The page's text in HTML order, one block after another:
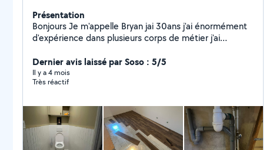
Présentation
Bonjours Je m'appelle Bryan jai 30ans j'ai énormément
d'expérience dans plusieurs corps de métier j'ai
touche à tout j'ai maintenant réalisé mon projet je suis
actuellement Artisan tout corps d'état !!! Homme
Dernier avis laissé par Soso : 5/5
Il y a 4 mois
Très réactif